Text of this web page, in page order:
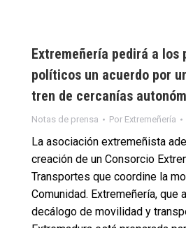
Extremeñería pedirá a los
políticos un acuerdo por
tren de cercanías
Notas de prensa Por Extremeñería
La asociación extremeñista
creación de un Consorcio
Transportes que coordine la
Comunidad. Extremeñería, que
decálogo de movilidad y